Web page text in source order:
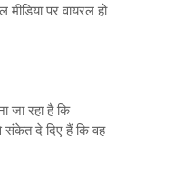
पर वायरल हो
जा रहा है कि
संकेत दे दिए हैं कि वह